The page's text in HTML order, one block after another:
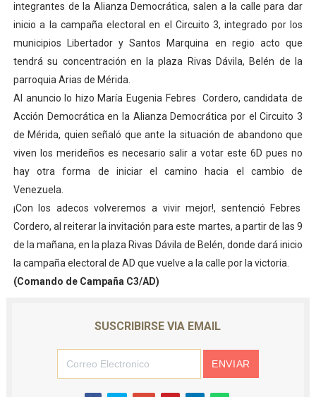
Campo Elías consolida plan de bacheo en el sector La
Fundecem inició con éxito el taller vacacional de
El Lactario del Iahula celebra la Semana Mundial de la
Plan Vacacional "Venezuela Ríe 2026" brinda
Iniciación al yoga reúne a diversos clubes deportivos
Mincomunas impulsa el autogobierno en Mérida con
Expertos inspeccionan espacios del OAN para la
integrantes de la Alianza Democrática, salen a la calle para dar
inicio a la campaña electoral en el Circuito 3, integrado por los
municipios Libertador y Santos Marquina en regio acto que
tendrá su concentración en la plaza Rivas Dávila, Belén de la
parroquia Arias de Mérida.
Al anuncio lo hizo María Eugenia Febres Cordero, candidata de
Acción Democrática en la Alianza Democrática por el Circuito 3
de Mérida, quien señaló que ante la situación de abandono que
viven los merideños es necesario salir a votar este 6D pues no
hay otra forma de iniciar el camino hacia el cambio de
Venezuela.
¡Con los adecos volveremos a vivir mejor!, sentenció Febres
Cordero, al reiterar la invitación para este martes, a partir de las 9
de la mañana, en la plaza Rivas Dávila de Belén, donde dará inicio
la campaña electoral de AD que vuelve a la calle por la victoria.
(Comando de Campaña C3/AD)
SUSCRIBIRSE VIA EMAIL